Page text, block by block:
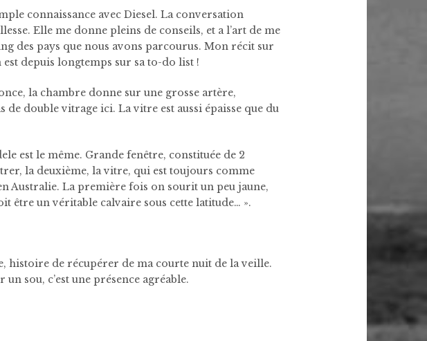
connaissance avec Diesel. La conversation
Elle me donne pleins de conseils, et a l’art de me
des pays que nous avons parcourus. Mon récit sur
depuis longtemps sur sa to-do list !
la chambre donne sur une grosse artère,
de double vitrage ici. La vitre est aussi épaisse que du
est le même. Grande fenêtre, constituée de 2
la deuxième, la vitre, qui est toujours comme
Australie. La première fois on sourit un peu jaune,
être un véritable calvaire sous cette latitude… ».
histoire de récupérer de ma courte nuit de la veille.
sou, c’est une présence agréable.